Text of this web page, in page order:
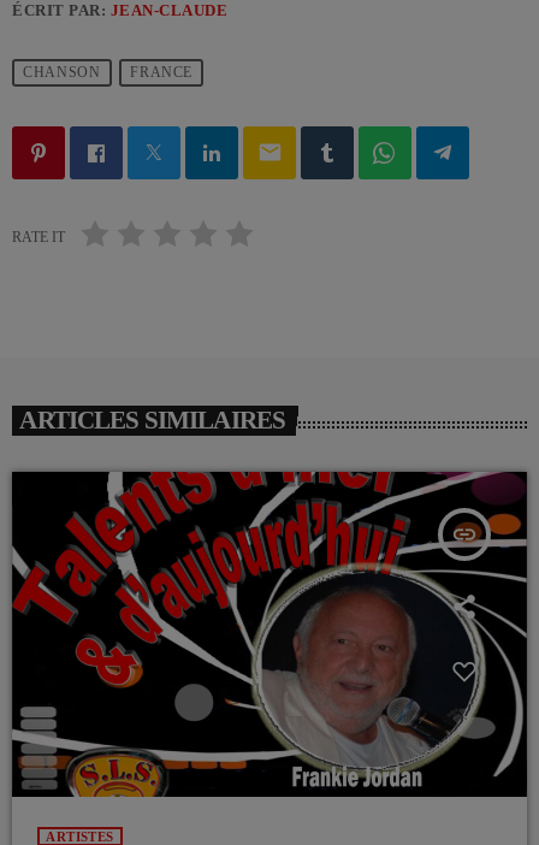
ÉCRIT PAR: JEAN-CLAUDE
CHANSON FRANCE
email
RATE IT
ARTICLES SIMILAIRES
insert_link
ARTISTES